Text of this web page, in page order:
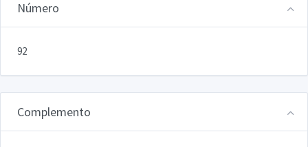
Número
92
Complemento